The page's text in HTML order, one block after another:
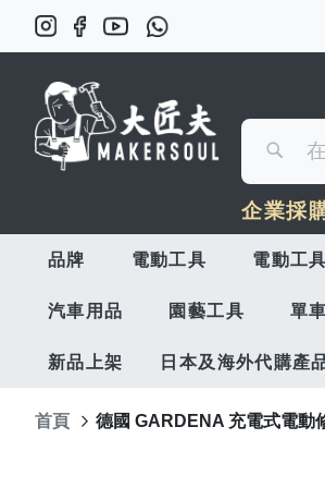
尋
搜
尋
企業採
品牌 電動工具 電動工
汽車用品 園藝工具 單
新品上架 日本及海外代購產
首頁 德國 GARDENA 充電式電動